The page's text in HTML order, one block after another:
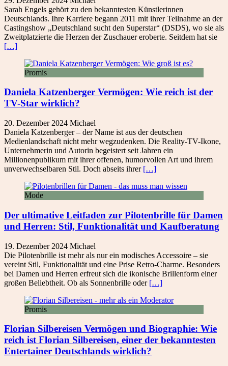
Sarah Engels gehört zu den bekanntesten Künstlerinnen
Deutschlands. Ihre Karriere begann 2011 mit ihrer Teilnahme an der
Castingshow „Deutschland sucht den Superstar“ (DSDS), wo sie als
Zweitplatzierte die Herzen der Zuschauer eroberte. Seitdem hat sie
[…]
Promis
Daniela Katzenberger Vermögen: Wie reich ist der
TV-Star wirklich?
20. Dezember 2024 Michael
Daniela Katzenberger – der Name ist aus der deutschen
Medienlandschaft nicht mehr wegzudenken. Die Reality-TV-Ikone,
Unternehmerin und Autorin begeistert seit Jahren ein
Millionenpublikum mit ihrer offenen, humorvollen Art und ihrem
unverwechselbaren Stil. Doch abseits ihrer […]
Mode
Der ultimative Leitfaden zur Pilotenbrille für Damen
und Herren: Stil, Funktionalität und Kaufberatung
19. Dezember 2024 Michael
Die Pilotenbrille ist mehr als nur ein modisches Accessoire – sie
vereint Stil, Funktionalität und eine Prise Retro-Charme. Besonders
bei Damen und Herren erfreut sich die ikonische Brillenform einer
großen Beliebtheit. Ob als Sonnenbrille oder […]
Promis
Florian Silbereisen Vermögen und Biographie: Wie
reich ist Florian Silbereisen, einer der bekanntesten
Entertainer Deutschlands wirklich?